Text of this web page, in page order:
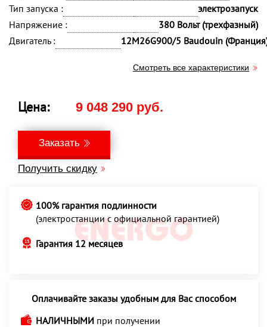
Тип запуска :
электрозапуск
Напряжение :
380 Вольт (трехфазный)
Двигатель :
12M26G900/5 Baudouin
Смотреть все характеристики
Цена: 9 048 290 руб.
Заказать
Получить скидку
100% гарантия подлинности
(электростанции с официальной гарантией)
Гарантия 12 месяцев
Оплачивайте заказы удобным для Вас способом
НАЛИЧНЫМИ при получении